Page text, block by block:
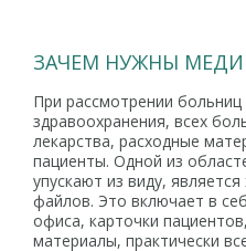
ЗАЧЕМ НУЖНЫ
При рассмотрении больниц
здравоохранения, всех
лекарства, расходные
пациенты. Одной из
упускают из виду,
файлов. Это включает в
офиса, карточки
материалы, практически